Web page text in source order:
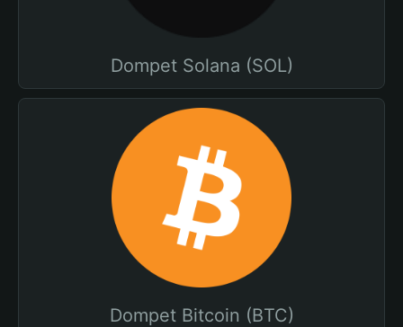
Dompet Solana (SOL)
Dompet Bitcoin (BTC)